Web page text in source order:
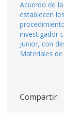
Acuerdo de
establecen
investigador
Junior, con
Materiales
Compartir: